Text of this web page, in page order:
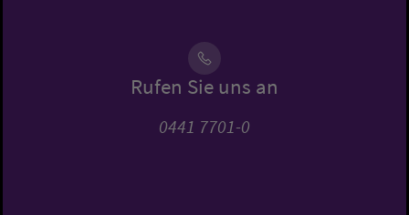
Rufen Sie uns an
0441 7701-0